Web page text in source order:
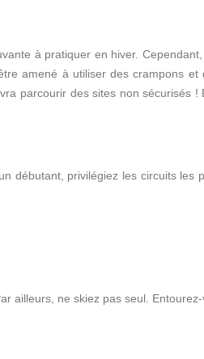
à pratiquer en hiver.
amené à utiliser des crampons
parcourir des sites non sécurisés
débutant, privilégiez les circuits les
ailleurs, ne skiez pas seul.